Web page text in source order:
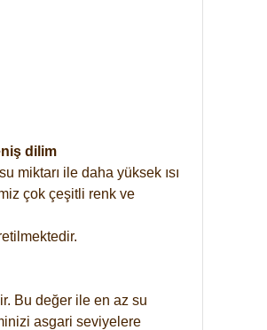
dilim
miktarı ile daha yüksek ısı
çok çeşitli renk ve
Bu değer ile en az su
asgari seviyelere